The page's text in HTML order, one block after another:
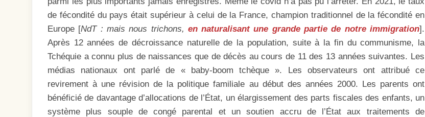
de fécondité du pays était supérieur à celui de la France, champion traditionnel de la fécondité en
Europe [NdT : mais nous trichons, en naturalisant une grande partie de notre immigration].
Après 12 années de décroissance naturelle de la population, suite à la fin du communisme, la
Tchéquie a connu plus de naissances que de décès au cours de 11 des 13 années suivantes. Les
médias nationaux ont parlé de « baby-boom tchèque ». Les observateurs ont attribué ce
revirement à une révision de la politique familiale au début des années 2000. Les parents ont
bénéficié de davantage d’allocations de l’État, un élargissement des parts fiscales des enfants, un
système plus souple de congé parental et un soutien accru de l’État aux traitements de